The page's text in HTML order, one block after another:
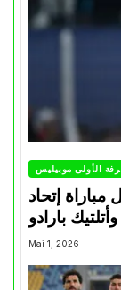
الأولى موبيليس
إتحاد
بارادو
Mai 1, 2026